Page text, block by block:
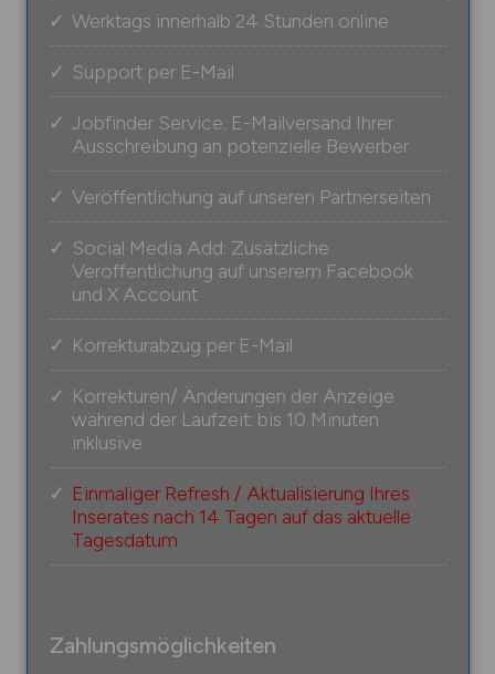
Werktags innerhalb 24 Stunden online
Support per E-Mail
Jobfinder Service. E-Mailversand Ihrer
Ausschreibung an potenzielle Bewerber
Veröffentlichung auf unseren Partnerseiten
Social Media Add: Zusätzliche
Veröffentlichung auf unserem Facebook
und X Account
Korrekturabzug per E-Mail
Korrekturen/ Änderungen der Anzeige
während der Laufzeit: bis 10 Minuten
inklusive
Einmaliger Refresh / Aktualisierung Ihres
Inserates nach 14 Tagen auf das aktuelle
Tagesdatum
Zahlungsmöglichkeiten